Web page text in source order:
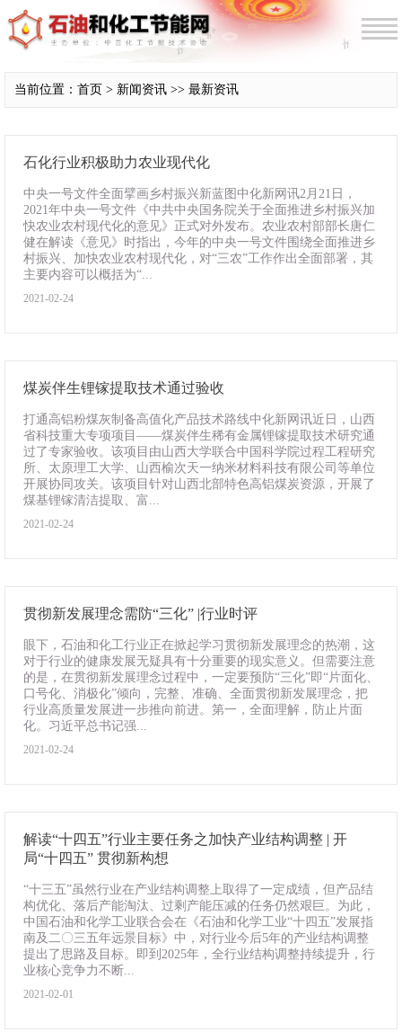
当前位置：首页 > 新闻资讯 >> 最新资讯
石化行业积极助力农业现代化
中央一号文件全面擘画乡村振兴新蓝图中化新网讯2月21日，
2021年中央一号文件《中共中央国务院关于全面推进乡村振兴加
快农业农村现代化的意见》正式对外发布。农业农村部部长唐仁
健在解读《意见》时指出，今年的中央一号文件围绕全面推进乡
村振兴、加快农业农村现代化，对“三农”工作作出全面部署，其
主要内容可以概括为“...
2021-02-24
煤炭伴生锂镓提取技术通过验收
打通高铝粉煤灰制备高值化产品技术路线中化新网讯近日，山西
省科技重大专项项目——煤炭伴生稀有金属锂镓提取技术研究通
过了专家验收。该项目由山西大学联合中国科学院过程工程研究
所、太原理工大学、山西榆次天一纳米材料科技有限公司等单位
开展协同攻关。该项目针对山西北部特色高铝煤炭资源，开展了
煤基锂镓清洁提取、富...
2021-02-24
贯彻新发展理念需防“三化” |行业时评
眼下，石油和化工行业正在掀起学习贯彻新发展理念的热潮，这
对于行业的健康发展无疑具有十分重要的现实意义。但需要注意
的是，在贯彻新发展理念过程中，一定要预防“三化”即“片面化、
口号化、消极化”倾向，完整、准确、全面贯彻新发展理念，把
行业高质量发展进一步推向前进。第一，全面理解，防止片面
化。习近平总书记强...
2021-02-24
解读“十四五”行业主要任务之加快产业结构调整 | 开
局“十四五” 贯彻新构想
“十三五”虽然行业在产业结构调整上取得了一定成绩，但产品结
构优化、落后产能淘汰、过剩产能压减的任务仍然艰巨。为此，
中国石油和化学工业联合会在《石油和化学工业“十四五”发展指
南及二〇三五年远景目标》中，对行业今后5年的产业结构调整
提出了思路及目标。即到2025年，全行业结构调整持续提升，行
业核心竞争力不断...
2021-02-01